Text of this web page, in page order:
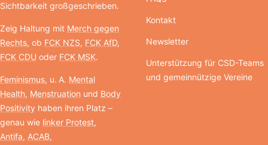
Sichtbarkeit großgeschrieben.
Zeig Haltung mit Merch gegen
Rechts, ob FCK NZS, FCK AfD,
FCK CDU oder FCK MSK.
Feminismus, u. A. Mental
Health, Menstruation und Body
Positivity haben ihren Platz –
genau wie linker Protest,
Antifa, ACAB,
Kontakt
Newsletter
Unterstützung für CSD-Teams
und gemeinnützige Vereine